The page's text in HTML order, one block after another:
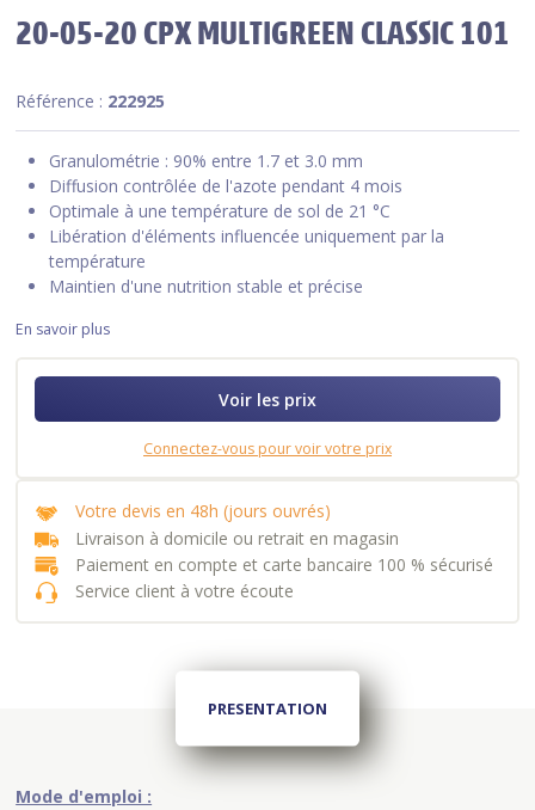
20-05-20 CPX MULTIGREEN CLASSIC 101
Référence : 222925
Granulométrie : 90% entre 1.7 et 3.0 mm
Diffusion contrôlée de l'azote pendant 4 mois
Optimale à une température de sol de 21 °C
Libération d'éléments influencée uniquement par la
température
Maintien d'une nutrition stable et précise
En savoir plus
Voir les prix
Connectez-vous pour voir votre prix
Votre devis en 48h (jours ouvrés)
Livraison à domicile ou retrait en magasin
Paiement en compte et carte bancaire 100 % sécurisé
Service client à votre écoute
PRESENTATION
Mode d'emploi :